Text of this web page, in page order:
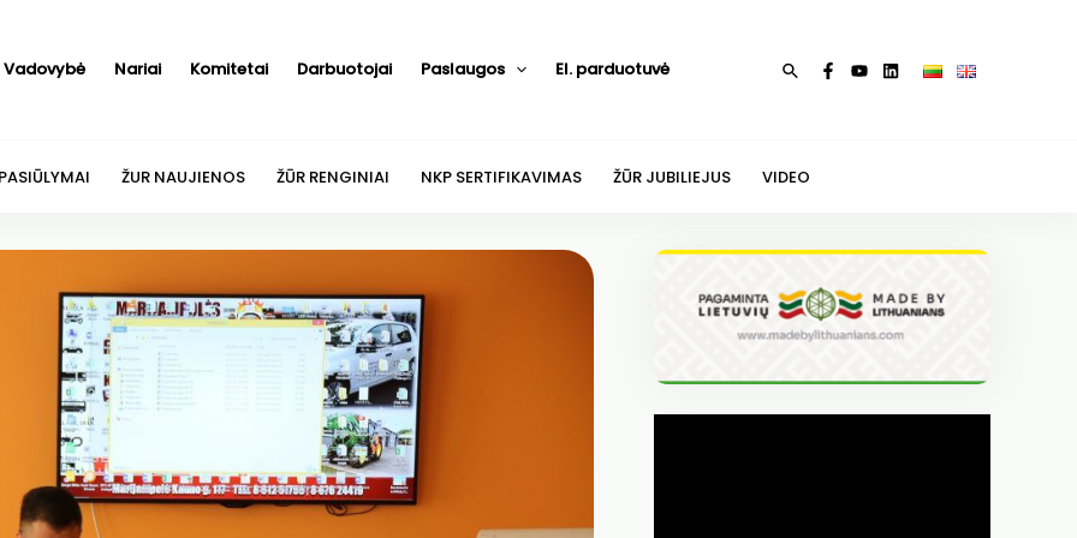
Vadovybė Nariai Komitetai Darbuotojai Paslaugos El. parduotuvė Paieška
ŽUR NAUJIENOS ŽŪR RENGINIAI NKP SERTIFIKAVIMAS ŽŪR JUBILIEJUS VIDEO